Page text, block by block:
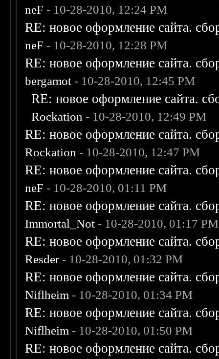
neF - 10-28-2010, 12:24 PM
RE: новое оформление сайта.
neF - 10-28-2010, 12:28 PM
RE: новое оформление сайта.
bergamot - 10-28-2010, 12:45 PM
RE: новое оформление сайта.
Rockation - 10-28-2010, 12:49 PM
RE: новое оформление сайта.
Rockation - 10-28-2010, 12:47 PM
RE: новое оформление сайта.
neF - 10-28-2010, 01:11 PM
RE: новое оформление сайта.
Immortal_Not - 10-28-2010, 01:17 PM
RE: новое оформление сайта.
Resder- 10-28-2010, 01:32 PM
RE: новое оформление сайта.
Niflheim - 10-28-2010, 01:34 PM
RE: новое оформление сайта.
Niflheim - 10-28-2010, 01:50 PM
RE: новое оформление сайта.